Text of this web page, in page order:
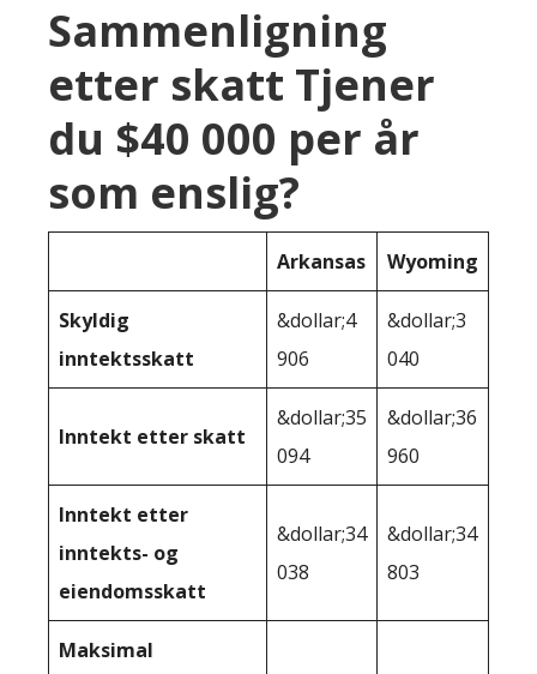
Sammenligning
etter skatt Tjener
du $40 000 per år
som enslig?
Arkansas Wyoming
Skyldig
inntektsskatt
&dollar;4
906
&dollar;3
040
Inntekt etter skatt
&dollar;35
094
&dollar;36
960
Inntekt etter
inntekts- og
eiendomsskatt
&dollar;34
038
&dollar;34
803
Maksimal